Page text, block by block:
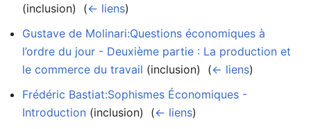
(inclusion) ‎ (← liens)
Gustave de Molinari:Questions économiques à
l’ordre du jour - Deuxième partie : La production et
le commerce du travail (inclusion) ‎ (← liens)
Frédéric Bastiat:Sophismes Économiques -
Introduction (inclusion) ‎ (← liens)